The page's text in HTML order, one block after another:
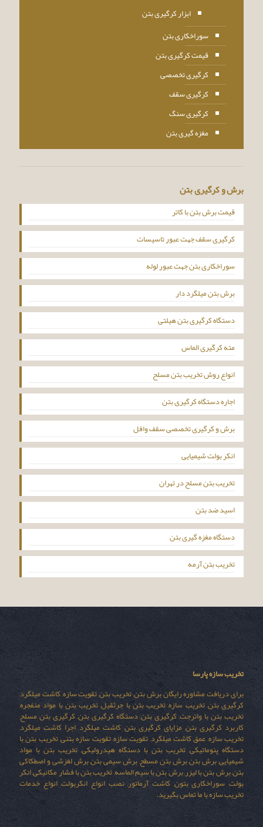
ابزار کرگیری بتن
سوراخکاری بتن
قیمت کرگیری بتن
کرگیری تخصصی
کرگیری سقف
کرگیری سنگ
مغزه گیری بتن
برش و کرگیری بتن
قیمت برش بتن با کاتر
کرگیری سقف جهت عبور تاسیسات
سوراخکاری بتن جهت عبور لوله
برش بتن میلگرد دار
دستگاه کرگیری بتن هیلتی
مته کرگیری الماس
انواع روش تخریب بتن مسلح
اجاره دستگاه کرگیری بتن
برش و کرگیری تخصصی سقف وافل
انکر بولت شیمیایی
تخریب بتن مسلح در تهران
اسید ضد بتن
دستگاه مغزه گیری بتن
تخریب بتن آرمه
تخریب سازه پارسا
برای دریافت مشاوره رایگان برش بتن, تخریب بتن, تقویت سازه, کاشت میلگرد,
کرگیری بتن, تخریب سازه, تخریب بتن با جرثقیل, تخریب بتن با مواد منفجره,
تخریب بتن با واترجت, کرگیری بتن, دستگاه کرگیری بتن, کرگیری بتن مسلح,
کاربرد کرگیری بتن, مزایای کرگیری بتن, کاشت میلگرد, اجرا کاشت میلگرد,
تخریب سازه, عمق کاشت میلگرد, تقویت سازه, تقویت سازه بتنی, تخریب بتن با
دستگاه پنوماتیکی, تخریب بتن با دستگاه هیدرولیکی, تخریب بتن با مواد
شیمیایی, برش بتن, برش بتن مسطح, برش سیمی بتن, برش لغزشی و اصطکاکی
بتن, برش بتن با لیزر, برش بتن با سیم الماسه, تخریب بتن با فشار مکانیکی, انکر
بولت, سوراخکاری بتون, کاشت آرماتور, نصب انواع انکربولت, انواع خدمات
تخریب سازه با ما تماس بگیرید.